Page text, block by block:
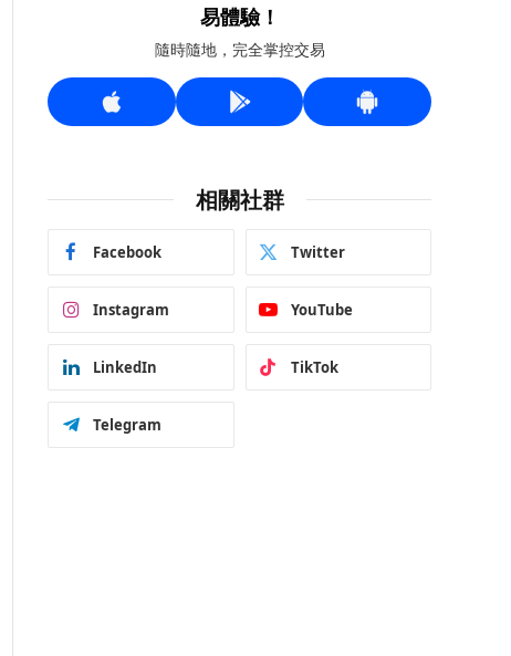
易體驗！
隨時隨地，完全掌控交易
相關社群
Facebook Twitter
Instagram YouTube
LinkedIn TikTok
Telegram